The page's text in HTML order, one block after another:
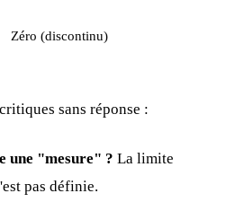
Zéro (discontinu)
sans réponse :
une "mesure" ? La limite
pas définie.